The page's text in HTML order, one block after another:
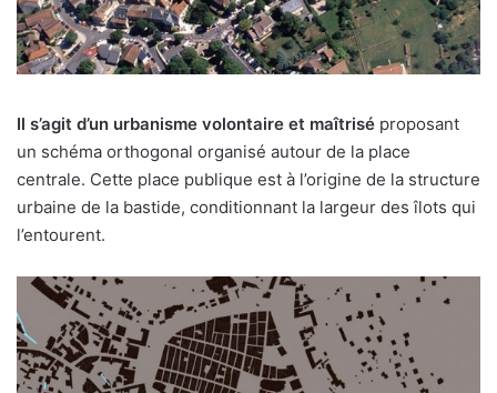
Il s’agit d’un urbanisme volontaire et maîtrisé proposant
un schéma orthogonal organisé autour de la place
centrale. Cette place publique est à l’origine de la structure
urbaine de la bastide, conditionnant la largeur des îlots qui
l’entourent.